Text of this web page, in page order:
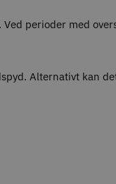
perioder med
Alternativt kan